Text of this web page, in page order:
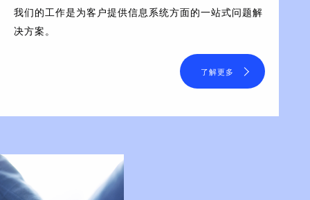
我们的工作是为客户提供信息系统方面的一站式问题解
决方案。
了解更多